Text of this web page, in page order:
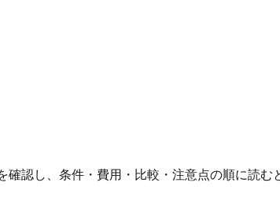
認し、条件・費用・比較・注意点の順に読む